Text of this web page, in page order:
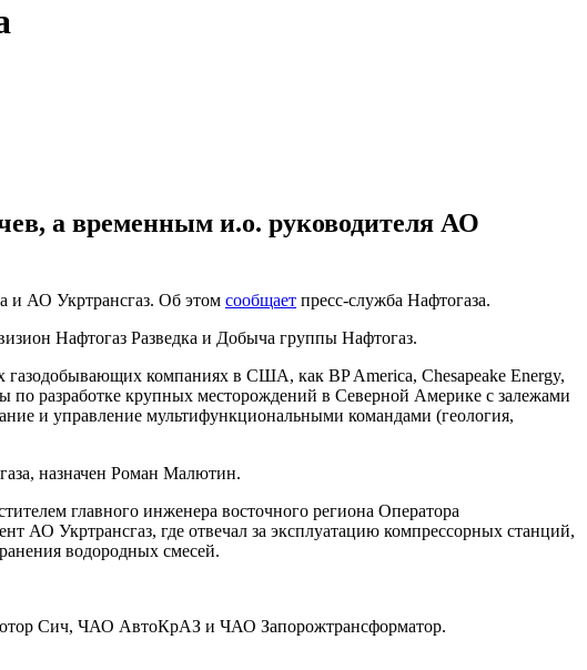
а временным и.о. руководителя АО
и АО Укртрансгаз. Об этом сообщает пресс-служба Нафтогаза.
Нафтогаз Разведка и Добыча группы Нафтогаз.
компаниях в США, как BP America, Chesapeake Energy,
по разработке крупных месторождений в Северной Америке с залежами
и управление мультифункциональными командами (геология,
назначен Роман Малютин.
главного инженера восточного региона Оператора
АО Укртрансгаз, где отвечал за эксплуатацию компрессорных станций,
водородных смесей.
Сич, ЧАО АвтоКрАЗ и ЧАО Запорожтрансформатор.